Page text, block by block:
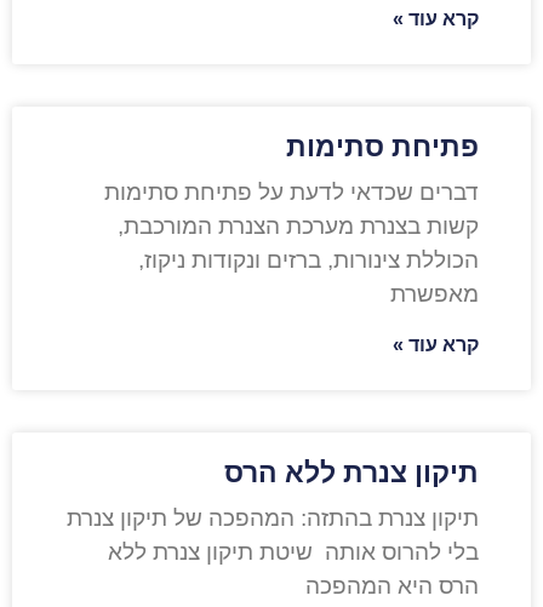
קרא עוד »
פתיחת סתימות
דברים שכדאי לדעת על פתיחת סתימות
קשות בצנרת מערכת הצנרת המורכבת,
הכוללת צינורות, ברזים ונקודות ניקוז,
מאפשרת
קרא עוד »
תיקון צנרת ללא הרס
תיקון צנרת בהתזה: המהפכה של תיקון צנרת
בלי להרוס אותה שיטת תיקון צנרת ללא
הרס היא המהפכה